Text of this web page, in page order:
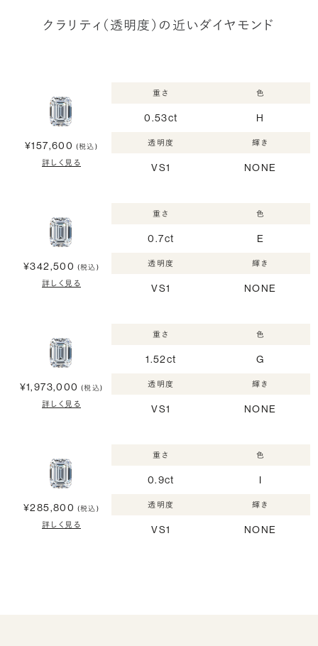
クラリティ（透明度）の近いダイヤモンド
¥157,600 (税込)
詳しく見る
重さ
0.53ct
色
H
透明度
VS1
輝き
NONE
¥342,500 (税込)
詳しく見る
重さ
0.7ct
色
E
透明度
VS1
輝き
NONE
¥1,973,000 (税込)
詳しく見る
重さ
1.52ct
色
G
透明度
VS1
輝き
NONE
¥285,800 (税込)
詳しく見る
重さ
0.9ct
色
I
透明度
VS1
輝き
NONE